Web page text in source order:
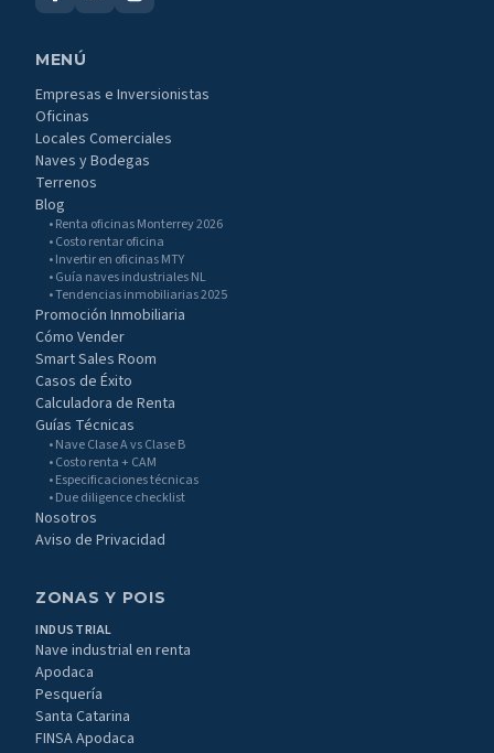
MENÚ
Empresas e Inversionistas
Oficinas
Locales Comerciales
Naves y Bodegas
Terrenos
Blog
• Renta oficinas Monterrey 2026
• Costo rentar oficina
• Invertir en oficinas MTY
• Guía naves industriales NL
• Tendencias inmobiliarias 2025
Promoción Inmobiliaria
Cómo Vender
Smart Sales Room
Casos de Éxito
Calculadora de Renta
Guías Técnicas
• Nave Clase A vs Clase B
• Costo renta + CAM
• Especificaciones técnicas
• Due diligence checklist
Nosotros
Aviso de Privacidad
ZONAS Y POIS
INDUSTRIAL
Nave industrial en renta
Apodaca
Pesquería
Santa Catarina
FINSA Apodaca